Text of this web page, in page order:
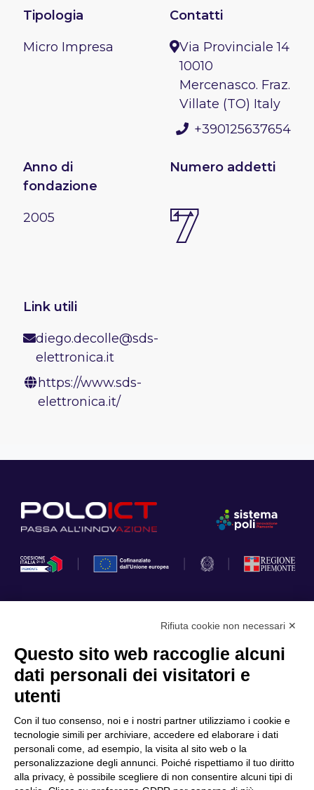
Tipologia
Micro Impresa
Contatti
Via Provinciale 14
10010
Mercenasco. Fraz.
Villate (TO) Italy
+390125637654
Anno di
fondazione
2005
Numero addetti
7
Link utili
diego.decolle@sds-
elettronica.it
https://www.sds-
elettronica.it/
Cookie Policy
Scopri il Polo
Partner
Finanziamenti e bandi
Internazionalizzazione
News & Eventi
Privacy
Rifiuta cookie non necessari ✕
Questo sito web raccoglie alcuni
dati personali dei visitatori e
utenti
Con il tuo consenso, noi e i nostri partner utilizziamo i cookie e
tecnologie simili per archiviare, accedere ed elaborare i dati
personali come, ad esempio, la visita al sito web o la
personalizzazione degli annunci. Poiché rispettiamo il tuo diritto
alla privacy, è possibile scegliere di non consentire alcuni tipi di